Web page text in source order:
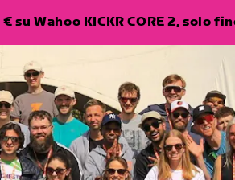
su Wahoo KICKR CORE 2, solo